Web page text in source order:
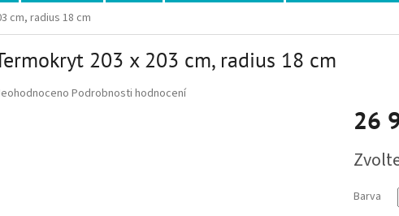
cm, radius 18 cm
203 x 203 cm, radius 18 cm
hodnocení produktu je 0,0 z 5 hvězdiček.
Podrobnosti hodnocení
26
Barva